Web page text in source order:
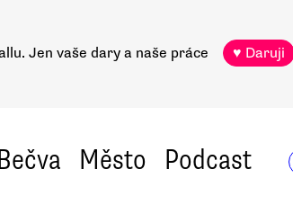
Jen vaše dary a naše práce ♥ Daruji
Město Podcast